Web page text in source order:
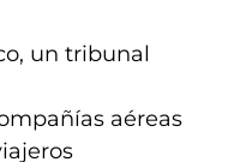
un tribunal
aéreas